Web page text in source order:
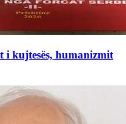
i kujtesës, humanizmit